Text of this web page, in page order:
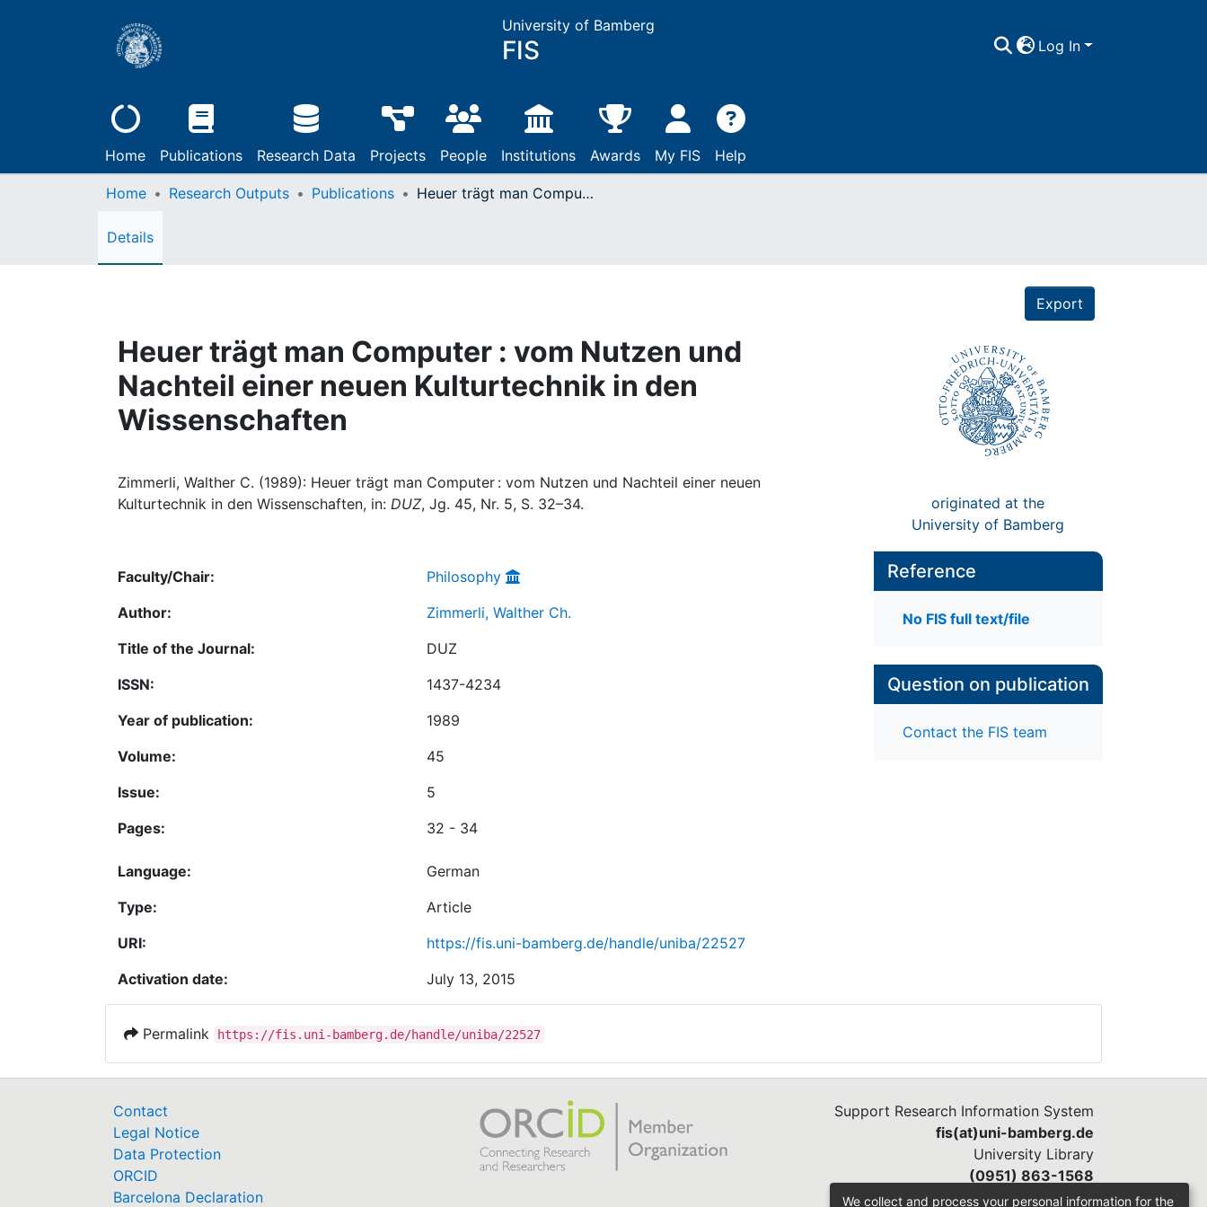
University of Bamberg
FIS Log In
Home Publications Research Data Projects People Institutions Awards My FIS Help
Home Research Outputs Publications Heuer trägt man Computer : vom Nutzen und Nachteil einer neuen Kulturtechnik in den Wissenschaften
Details
Export
Heuer trägt man Computer : vom Nutzen und
Nachteil einer neuen Kulturtechnik in den
Wissenschaften
Zimmerli, Walther C. (1989): Heuer trägt man Computer : vom Nutzen und Nachteil einer neuen
Kulturtechnik in den Wissenschaften, in: DUZ, Jg. 45, Nr. 5, S. 32–34.
originated at the
University of Bamberg
Faculty/Chair:
Philosophy
Author:
Zimmerli, Walther Ch.
Title of the Journal:
DUZ
ISSN:
1437-4234
Year of publication:
1989
Volume:
45
Issue:
5
Pages:
32 - 34
Language:
German
Type:
Article
URI:
https://fis.uni-bamberg.de/handle/uniba/22527
Activation date:
July 13, 2015
Reference
No FIS full text/file
Question on publication
Contact the FIS team
Permalink https://fis.uni-bamberg.de/handle/uniba/22527
Contact
Legal Notice
Data Protection
ORCID
Barcelona Declaration
Support Research Information System
fis(at)uni-bamberg.de
University Library
(0951) 863-1568
We collect and process your personal information for the